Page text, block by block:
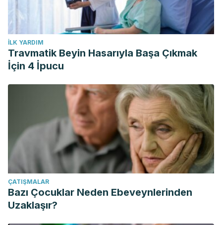
İLK YARDIM
Travmatik Beyin Hasarıyla Başa Çıkmak
İçin 4 İpucu
ÇATIŞMALAR
Bazı Çocuklar Neden Ebeveynlerinden
Uzaklaşır?